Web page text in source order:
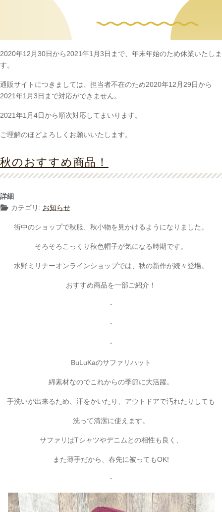
2020年12月30日から2021年1月3日まで、年末年始のため休業いたしま
す。
通販サイトにつきましては、担当者不在のため2020年12月29日から
2021年1月3日まで対応ができません。
2021年1月4日から順次対応してまいります。
ご理解のほどよろしくお願いいたします。
秋のおすすめ商品！
詳細
カテゴリ: お知らせ
街中のショップで秋服、秋小物を見かけるようになりました。
そろそろこっくり秋色帽子が気になる時期です。
水野ミリナーオンラインショップでは、秋の新作が続々登場。
おすすめ商品を一部ご紹介！
・
・
・
BuLuKaのサファリハット
綿素材なのでこれからの季節に大活躍。
手洗いが出来るため、汗をかいたり、アウトドアで汚れたりしても
洗って清潔に使えます。
サファリはTシャツやデニムとの相性も良く、
また薄手だから、春先に被ってもOK!
・